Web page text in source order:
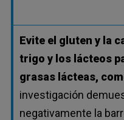
Evite el gluten y la
trigo y los lácteos
grasas lácteas,
investigación
negativamente la